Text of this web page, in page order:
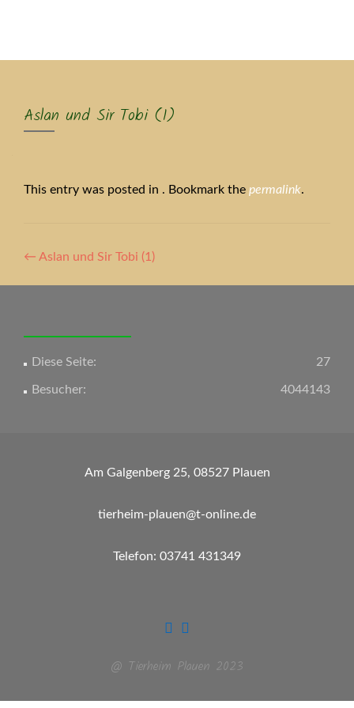
Aslan und Sir Tobi (1)
This entry was posted in . Bookmark the permalink.
Artikel-
Navigation
← Aslan und Sir Tobi (1)
27
Diese Seite:
4044143
Besucher:
Am Galgenberg 25, 08527 Plauen
tierheim-plauen@t-online.de
Telefon: 03741 431349
@ Tierheim Plauen 2023